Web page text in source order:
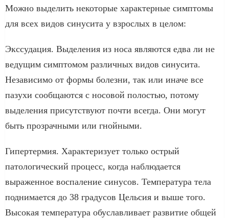
Можно выделить некоторые характерные симптомы
для всех видов синусита у взрослых в целом:
Экссудация. Выделения из носа являются едва ли не
ведущим симптомом различных видов синусита.
Независимо от формы болезни, так или иначе все
пазухи сообщаются с носовой полостью, потому
выделения присутствуют почти всегда. Они могут
быть прозрачными или гнойными.
Гипертермия. Характеризует только острый
патологический процесс, когда наблюдается
выраженное воспаление синусов. Температура тела
поднимается до 38 градусов Цельсия и выше того.
Высокая температура обуславливает развитие общей